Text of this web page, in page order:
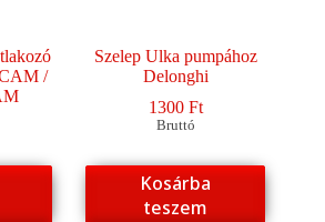
/
Szelep Ulka pumpához
Delonghi
1300 Ft
Bruttó
Kosárba
teszem